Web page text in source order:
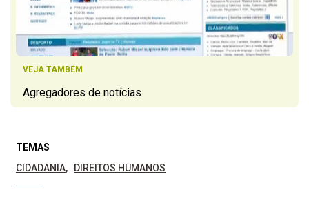
VEJA TAMBÉM
Agregadores de notícias
TEMAS
CIDADANIA
DIREITOS HUMANOS